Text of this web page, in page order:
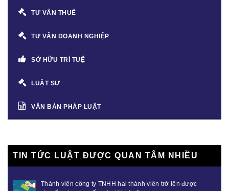
TƯ VẤN THUẾ
TƯ VẤN DOANH NGHIỆP
SỞ HỮU TRÍ TUỆ
LUẬT SƯ
VĂN BẢN PHÁP LUẬT
TIN TỨC LUẬT ĐƯỢC QUAN TÂM NHIỀU
Thành viên công ty TNHH hai thành viên trở lên được